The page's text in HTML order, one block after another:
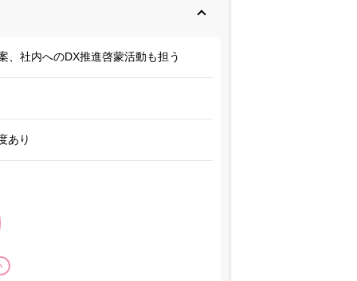
、社内へのDX推進啓蒙活動も担う
あり